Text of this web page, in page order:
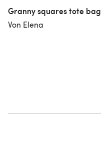
Granny squares tote bag
Von Elena